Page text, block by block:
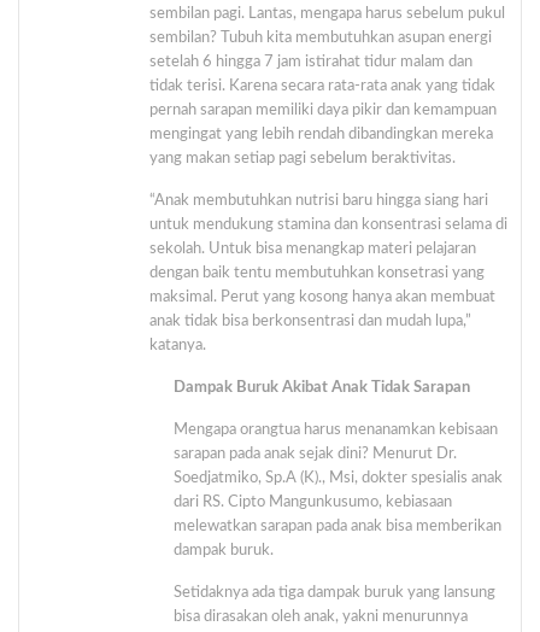
sembilan pagi. Lantas, mengapa harus sebelum pukul
sembilan? Tubuh kita membutuhkan asupan energi
setelah 6 hingga 7 jam istirahat tidur malam dan
tidak terisi. Karena secara rata-rata anak yang tidak
pernah sarapan memiliki daya pikir dan kemampuan
mengingat yang lebih rendah dibandingkan mereka
yang makan setiap pagi sebelum beraktivitas.
“Anak membutuhkan nutrisi baru hingga siang hari
untuk mendukung stamina dan konsentrasi selama di
sekolah. Untuk bisa menangkap materi pelajaran
dengan baik tentu membutuhkan konsetrasi yang
maksimal. Perut yang kosong hanya akan membuat
anak tidak bisa berkonsentrasi dan mudah lupa,”
katanya.
Dampak Buruk Akibat Anak Tidak Sarapan
Mengapa orangtua harus menanamkan kebisaan
sarapan pada anak sejak dini? Menurut Dr.
Soedjatmiko, Sp.A (K)., Msi, dokter spesialis anak
dari RS. Cipto Mangunkusumo, kebiasaan
melewatkan sarapan pada anak bisa memberikan
dampak buruk.
Setidaknya ada tiga dampak buruk yang lansung
bisa dirasakan oleh anak, yakni menurunnya